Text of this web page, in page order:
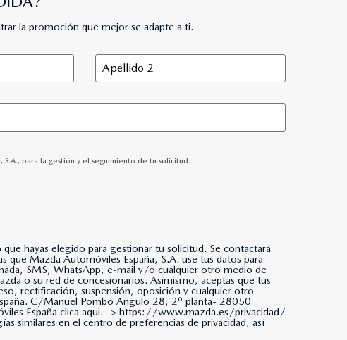
la promoción que mejor se adapte a ti.
para la gestión y el seguimiento de tu solicitud.
hayas elegido para gestionar tu solicitud. Se contactará
SMS, WhatsApp, e-mail y/o cualquier otro medio de
o su red de concesionarios. Asimismo, aceptas que tus
rectificación, suspensión, oposición y cualquier otro
C/Manuel Pombo Angulo 28, 2º planta- 28050
España clica aqui. -> https://www.mazda.es/privacidad/
similares en el centro de preferencias de privacidad, así